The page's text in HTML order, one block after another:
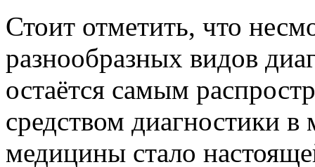
Стоит отметить, что
разнообразных видов
остаётся самым
средством диагностики
медицины стало